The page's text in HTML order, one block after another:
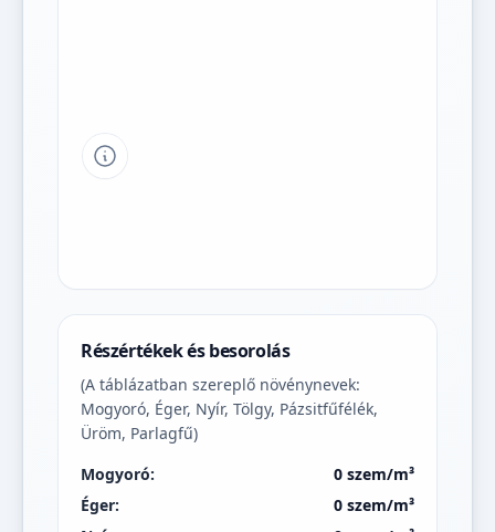
Tipp a grafikon jelmagyarázatához
Részértékek és besorolás
(A táblázatban szereplő növénynevek:
Mogyoró, Éger, Nyír, Tölgy, Pázsitfűfélék,
Üröm, Parlagfű)
Mogyoró:
0 szem/m³
Éger:
0 szem/m³